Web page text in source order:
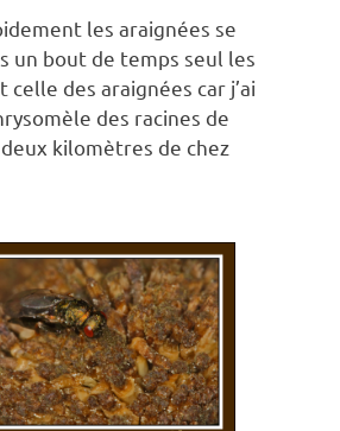
les araignées se
un bout de temps seul les
des araignées car j’ai
des racines de
kilomètres de chez